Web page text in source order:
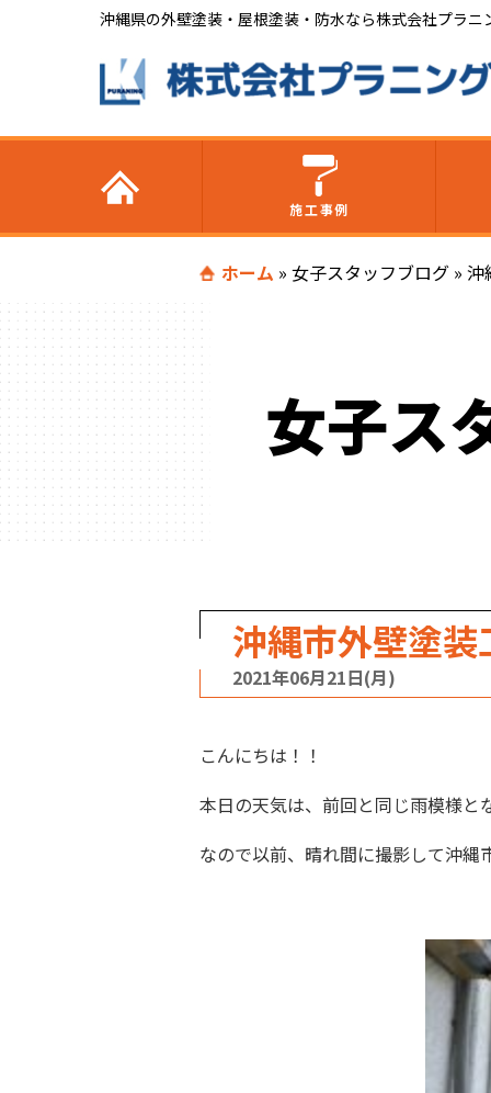
沖縄県の外壁塗装・屋根塗装・防水なら株式会社プラニ
施工事例
ホーム » 女子スタッフブログ » 沖
女子ス
沖縄市外壁塗
2021年06月21日(月)
こんにちは！！
本日の天気は、前回と同じ雨模様と
なので以前、晴れ間に撮影して沖